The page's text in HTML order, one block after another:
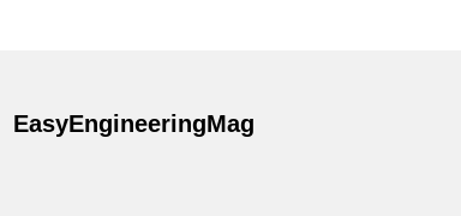
EasyEngineeringMag